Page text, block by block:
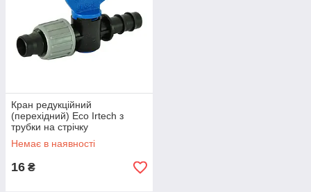
Кран редукційний
(перехідний) Eco Irtech з
трубки на стрічку
крапельного поливу
Немає в наявності
16 ₴